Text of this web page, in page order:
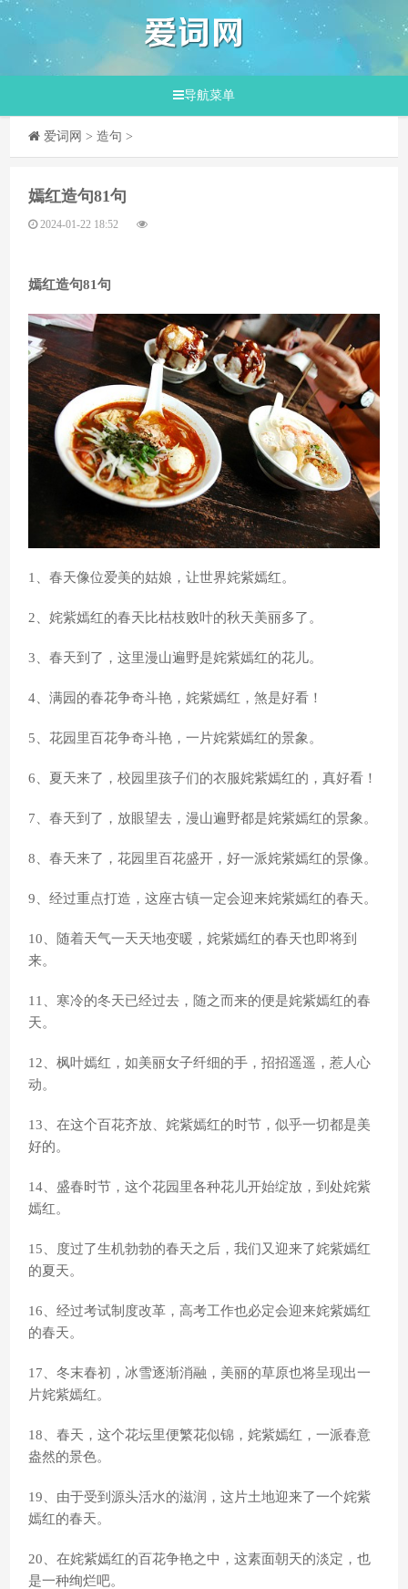
导航菜单
爱词网 >造句 >
​嫣红造句81句
2024-01-22 18:52
嫣红造句81句
1、春天像位爱美的姑娘，让世界姹紫嫣红。
2、姹紫嫣红的春天比枯枝败叶的秋天美丽多了。
3、春天到了，这里漫山遍野是姹紫嫣红的花儿。
4、满园的春花争奇斗艳，姹紫嫣红，煞是好看！
5、花园里百花争奇斗艳，一片姹紫嫣红的景象。
6、夏天来了，校园里孩子们的衣服姹紫嫣红的，真好看！
7、春天到了，放眼望去，漫山遍野都是姹紫嫣红的景象。
8、春天来了，花园里百花盛开，好一派姹紫嫣红的景像。
9、经过重点打造，这座古镇一定会迎来姹紫嫣红的春天。
10、随着天气一天天地变暖，姹紫嫣红的春天也即将到
来。
11、寒冷的冬天已经过去，随之而来的便是姹紫嫣红的春
天。
12、枫叶嫣红，如美丽女子纤细的手，招招遥遥，惹人心
动。
13、在这个百花齐放、姹紫嫣红的时节，似乎一切都是美
好的。
14、盛春时节，这个花园里各种花儿开始绽放，到处姹紫
嫣红。
15、度过了生机勃勃的春天之后，我们又迎来了姹紫嫣红
的夏天。
16、经过考试制度改革，高考工作也必定会迎来姹紫嫣红
的春天。
17、冬末春初，冰雪逐渐消融，美丽的草原也将呈现出一
片姹紫嫣红。
18、春天，这个花坛里便繁花似锦，姹紫嫣红，一派春意
盎然的景色。
19、由于受到源头活水的滋润，这片土地迎来了一个姹紫
嫣红的春天。
20、在姹紫嫣红的百花争艳之中，这素面朝天的淡定，也
是一种绚烂吧。